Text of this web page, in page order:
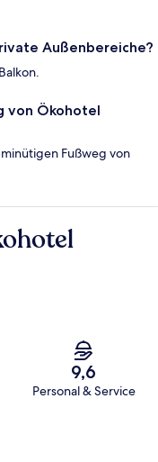
Außenbereiche?
von Ökohotel
Fußweg von
9,6
Personal & Service